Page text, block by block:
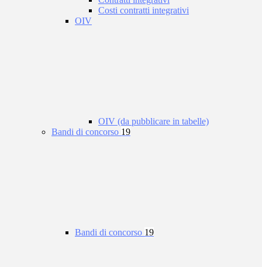
Costi contratti integrativi
OIV
OIV (da pubblicare in tabelle)
Bandi di concorso 19
Bandi di concorso 19